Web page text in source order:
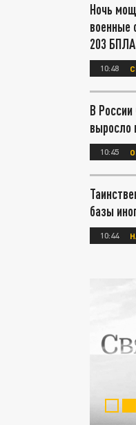
Ночь
военные
203 БПЛА
10:48
В
выросло
10:45
базы
10:44